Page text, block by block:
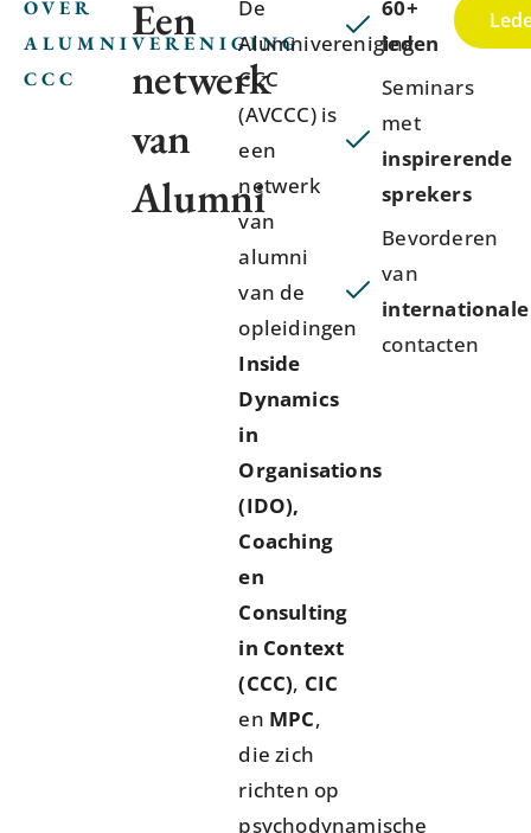
OVER
ALUMNIVERENIGING
CCC
Een
netwerk
van
Alumni
De
Alumnivereniging
CCC
(AVCCC) is
een
netwerk
van
alumni
van de
opleidingen
Inside
Dynamics
in
Organisations
(IDO),
Coaching
en
Consulting
in Context
(CCC), CIC
en MPC,
die zich
richten op
psychodynamische
60+
leden
Seminars
met
inspirerende
sprekers
Bevorderen
van
internationale
contacten